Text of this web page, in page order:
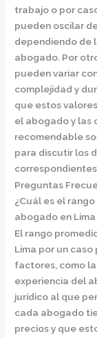
trabajo o por
pueden oscilar
dependiendo de
abogado. Por
pueden variar
complejidad y
que estos
el abogado y las
recomendable
para discutir los
Preguntas
¿Cuál es el
abogado en
El rango
Lima por un
factores, como
experiencia del
jurídico al que
cada abogado
precios y que